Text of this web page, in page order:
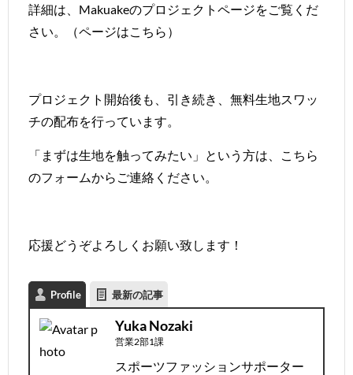
詳細は、Makuakeのプロジェクトページをご覧くだ
さい。（ページはこちら ）
プロジェクト開始後も、引き続き、無料生地スワッ
チの配布を行っています。
「まずは生地を触ってみたい」という方は、
こちら
のフォームからご連絡ください。
応援どうぞよろしくお願い致します！
Profile 最新の記事
Yuka Nozaki
営業2部1課
スポーツファッションサポーター